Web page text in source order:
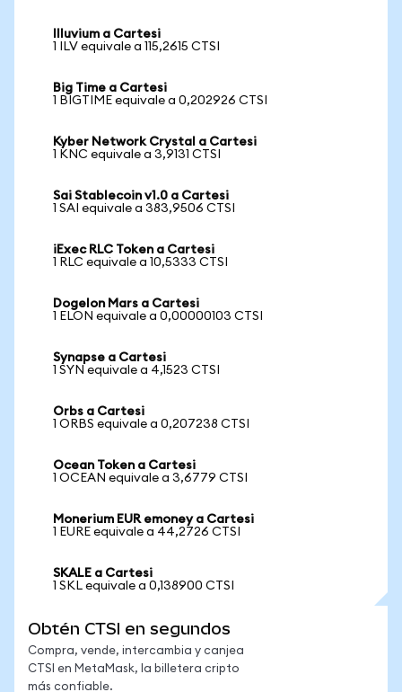
Illuvium a Cartesi
1 ILV equivale a 115,2615 CTSI
Big Time a Cartesi
1 BIGTIME equivale a 0,202926 CTSI
Kyber Network Crystal a Cartesi
1 KNC equivale a 3,9131 CTSI
Sai Stablecoin v1.0 a Cartesi
1 SAI equivale a 383,9506 CTSI
iExec RLC Token a Cartesi
1 RLC equivale a 10,5333 CTSI
Dogelon Mars a Cartesi
1 ELON equivale a 0,00000103 CTSI
Synapse a Cartesi
1 SYN equivale a 4,1523 CTSI
Orbs a Cartesi
1 ORBS equivale a 0,207238 CTSI
Ocean Token a Cartesi
1 OCEAN equivale a 3,6779 CTSI
Monerium EUR emoney a Cartesi
1 EURE equivale a 44,2726 CTSI
SKALE a Cartesi
1 SKL equivale a 0,138900 CTSI
Obtén CTSI en segundos
Compra, vende, intercambia y canjea
CTSI en MetaMask, la billetera cripto
más confiable.